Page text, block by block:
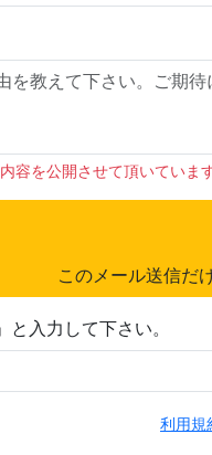
容を公開させて頂いています
このメール送信だ
と入力して下さい。
利用規